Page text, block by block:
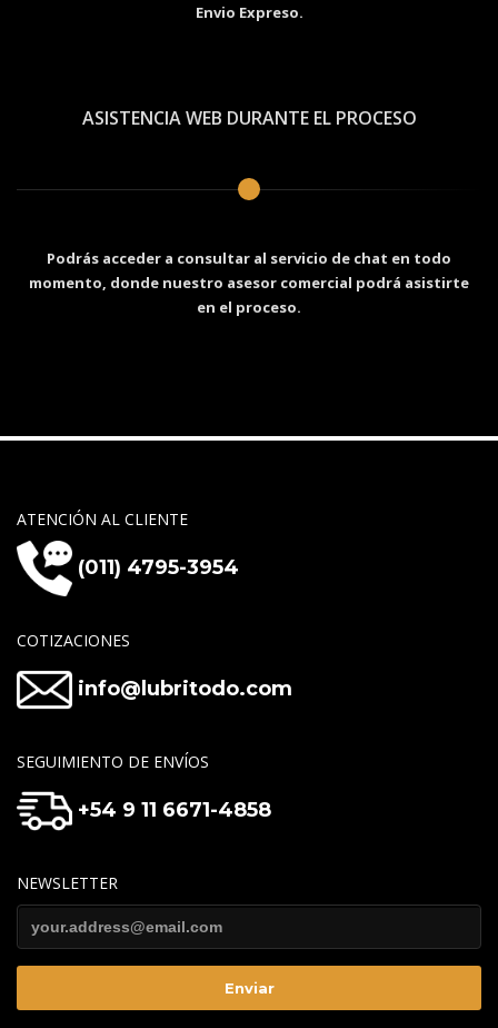
Envio Expreso.
ASISTENCIA WEB DURANTE EL PROCESO
Podrás acceder a consultar al servicio de chat en todo
momento, donde nuestro asesor comercial podrá asistirte
en el proceso.
ATENCIÓN AL CLIENTE
(011) 4795-3954
COTIZACIONES
info@lubritodo.com
SEGUIMIENTO DE ENVÍOS
+54 9 11 6671-4858
NEWSLETTER